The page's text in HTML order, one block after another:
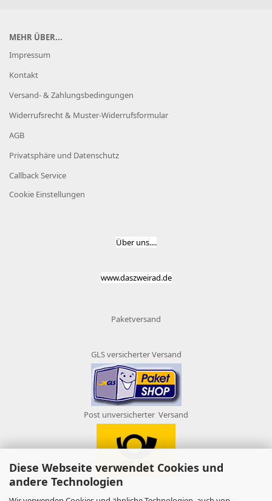
Diese Webseite verwendet Cookies und
andere Technologien
MEHR ÜBER...
Impressum
Kontakt
Versand- & Zahlungsbedingungen
Widerrufsrecht & Muster-Widerrufsformular
AGB
Privatsphäre und Datenschutz
Callback Service
Cookie Einstellungen
Über uns....
www.daszweirad.de
Paketversand
GLS versicherter Versand
Post unversicherter Versand